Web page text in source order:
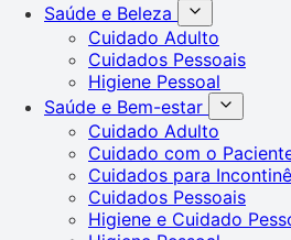
Saúde e Beleza
Cuidado Adulto
Cuidados Pessoais
Higiene Pessoal
Saúde e Bem-estar
Cuidado Adulto
Cuidado com o
Cuidados para
Cuidados Pessoais
Higiene e Cuidado